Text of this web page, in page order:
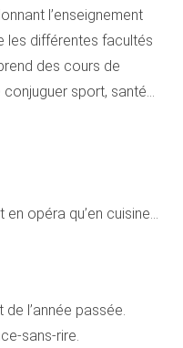
l’enseignement
les différentes facultés
des cours de
sport, santé…
opéra qu’en cuisine…
l’année passée.
sans-rire.